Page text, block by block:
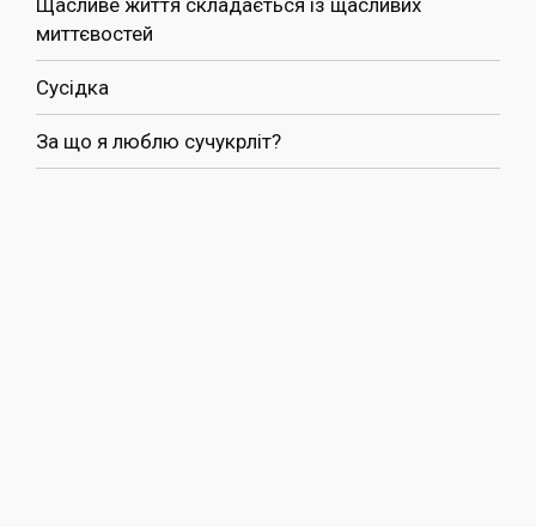
миттєвостей
Сусідка
За що я люблю сучукрліт?